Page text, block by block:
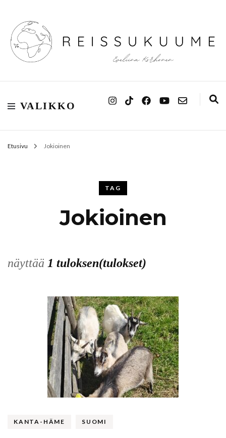
Reissukuume
VALIKKO
Etusivu Jokioinen
TAG
Jokioinen
näyttää 1 tuloksen(tulokset)
KANTA-HÄME SUOMI